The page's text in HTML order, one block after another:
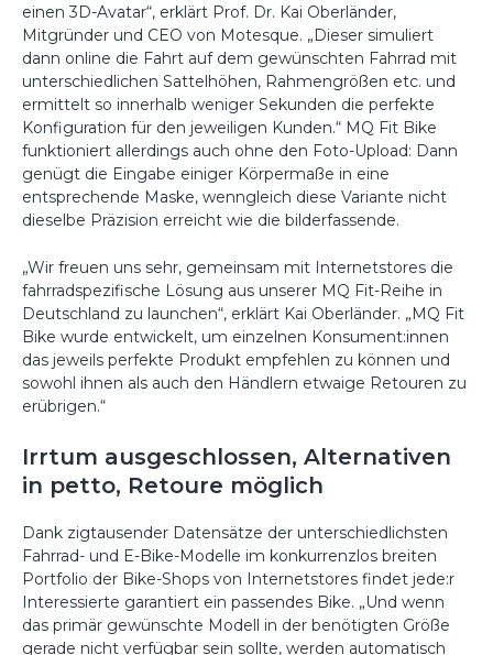
einen 3D-Avatar“, erklärt Prof. Dr. Kai Oberländer,
Mitgründer und CEO von Motesque. „Dieser simuliert
dann online die Fahrt auf dem gewünschten Fahrrad mit
unterschiedlichen Sattelhöhen, Rahmengrößen etc. und
ermittelt so innerhalb weniger Sekunden die perfekte
Konfiguration für den jeweiligen Kunden.“ MQ Fit Bike
funktioniert allerdings auch ohne den Foto-Upload: Dann
genügt die Eingabe einiger Körpermaße in eine
entsprechende Maske, wenngleich diese Variante nicht
dieselbe Präzision erreicht wie die bilderfassende.
„Wir freuen uns sehr, gemeinsam mit Internetstores die
fahrradspezifische Lösung aus unserer MQ Fit-Reihe in
Deutschland zu launchen“, erklärt Kai Oberländer. „MQ Fit
Bike wurde entwickelt, um einzelnen Konsument:innen
das jeweils perfekte Produkt empfehlen zu können und
sowohl ihnen als auch den Händlern etwaige Retouren zu
erübrigen.“
Irrtum ausgeschlossen, Alternativen
in petto, Retoure möglich
Dank zigtausender Datensätze der unterschiedlichsten
Fahrrad- und E-Bike-Modelle im konkurrenzlos breiten
Portfolio der Bike-Shops von Internetstores findet jede:r
Interessierte garantiert ein passendes Bike. „Und wenn
das primär gewünschte Modell in der benötigten Größe
gerade nicht verfügbar sein sollte, werden automatisch